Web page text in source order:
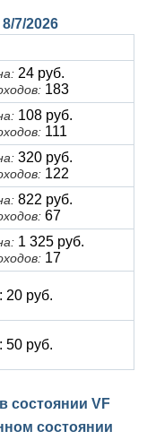
8/7/2026
24 руб.
183
108 руб.
111
320 руб.
122
822 руб.
67
1 325 руб.
17
: 20 руб.
: 50 руб.
состоянии VF
состоянии